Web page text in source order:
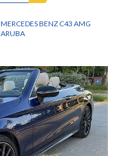
MERCEDES BENZ C43 AMG
ARUBA